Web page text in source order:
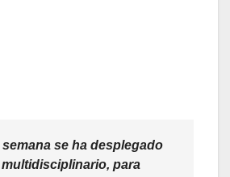
se ha desplegado
para